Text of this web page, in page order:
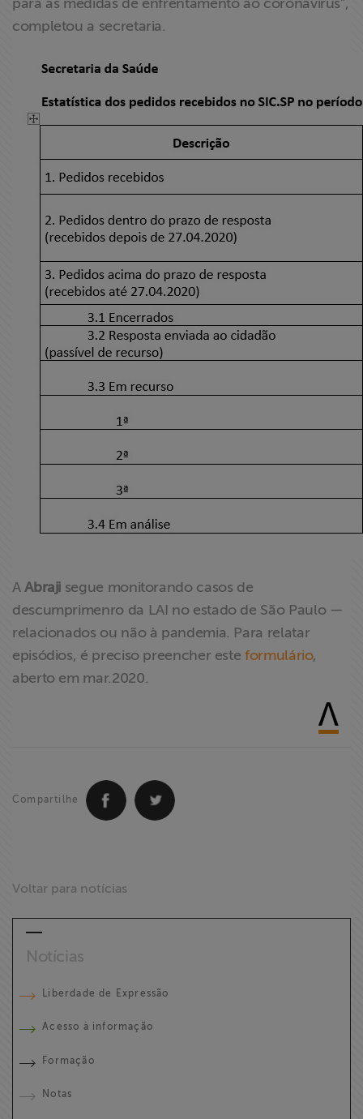
para as medidas de enfrentamento ao coronavírus”,
completou a secretaria.
AAbraji segue monitorando casos de
descumprimenro da LAI no estado de São Paulo —
relacionados ou não à pandemia. Para relatar
episódios, é preciso preencher esteformulário,
aberto em mar.2020.
Compartilhe
Voltar para notícias
Notícias
Liberdade de Expressão
Acesso à informação
Formação
Notas